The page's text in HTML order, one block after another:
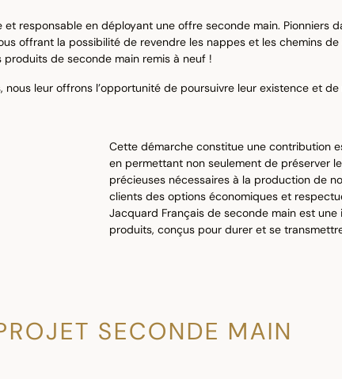
responsable en déployant une offre seconde main. Pionniers
offrant la possibilité de revendre les nappes et les chemins
produits de seconde main remis à neuf !
leur offrons l’opportunité de poursuivre leur existence et
Cette démarche constitue une contribution
en permettant non seulement de préserver
précieuses nécessaires à la production de
clients des options économiques et
Jacquard Français de seconde main est
produits, conçus pour durer et se
SECONDE MAIN